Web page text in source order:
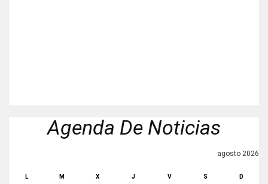
Agenda De Noticias
agosto 2026
L M X J V S D